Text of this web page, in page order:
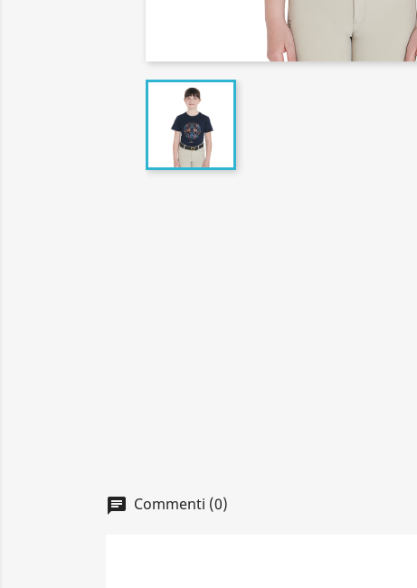
Commenti (0)